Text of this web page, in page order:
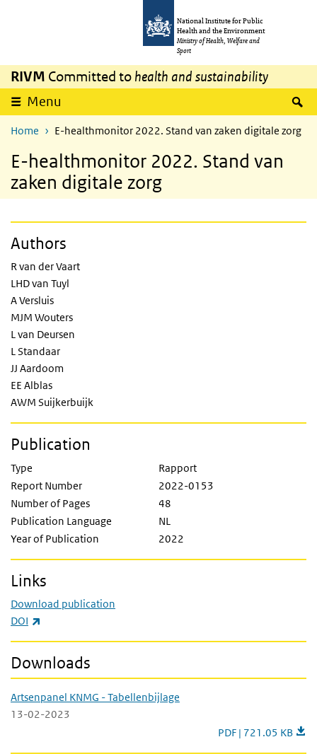
National Institute for Public
Health and the Environment
Ministry of Health, Welfare and
Sport
RIVM Committed to health and sustainability
Menu
Home E-healthmonitor 2022. Stand van zaken digitale zorg
E-healthmonitor 2022. Stand van
zaken digitale zorg
Authors
R van der Vaart
LHD van Tuyl
A Versluis
MJM Wouters
L van Deursen
L Standaar
JJ Aardoom
EE Alblas
AWM Suijkerbuijk
Publication
Type
Rapport
Report Number
2022-0153
Number of Pages
48
Publication Language
NL
Year of Publication
2022
Links
Download publication
DOI
Downloads
Artsenpanel KNMG - Tabellenbijlage
13-02-2023
Artsenpanel KNMG
PDF | 721.05 KB